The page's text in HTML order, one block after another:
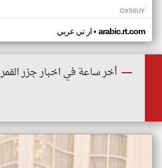
OX58UY
ار تي عربي• arabic.rt.com
أخر ساعة في اخبار جزر القمر